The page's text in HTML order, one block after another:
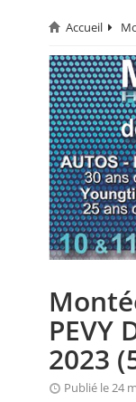
CIRCUIT
RALLYE
MONTAGNE
EVÈNEMENTS
CALENDRIER
FOCUS
ANNUAIRES
PETITES
Accueil
PEVY
2023
Publié le 24